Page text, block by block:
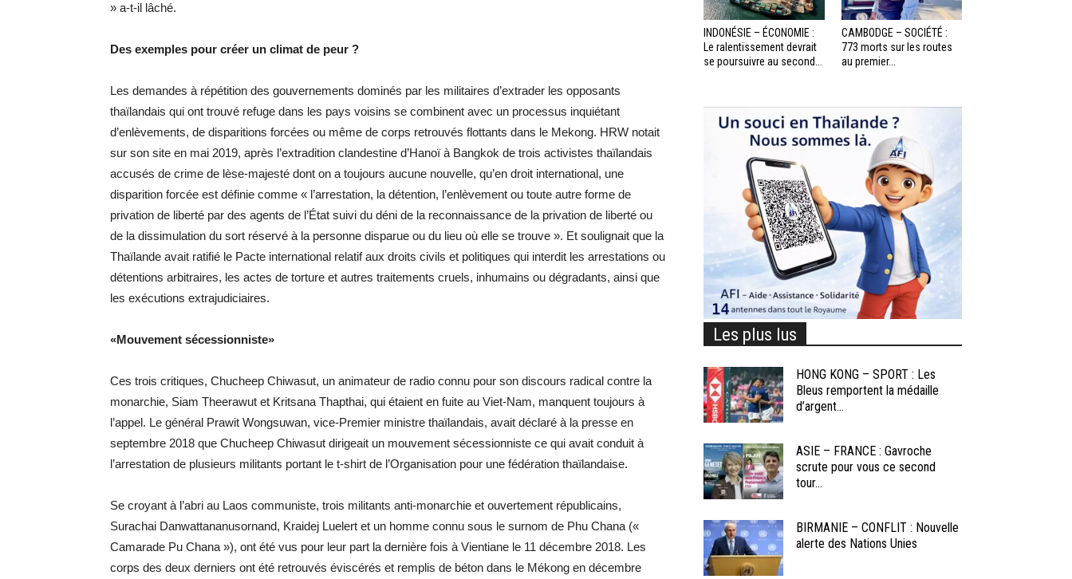
» a-t-il lâché.
Des exemples pour créer un climat de peur ?
Les demandes à répétition des gouvernements dominés par les militaires d’extrader les opposants
thaïlandais qui ont trouvé refuge dans les pays voisins se combinent avec un processus inquiétant
d’enlèvements, de disparitions forcées ou même de corps retrouvés flottants dans le Mekong. HRW notait
sur son site en mai 2019, après l’extradition clandestine d’Hanoï à Bangkok de trois activistes thaïlandais
accusés de crime de lèse-majesté dont on a toujours aucune nouvelle, qu’en droit international, une
disparition forcée est définie comme « l’arrestation, la détention, l’enlèvement ou toute autre forme de
privation de liberté par des agents de l’État suivi du déni de la reconnaissance de la privation de liberté ou
de la dissimulation du sort réservé à la personne disparue ou du lieu où elle se trouve ». Et soulignait que la
Thaïlande avait ratifié le Pacte international relatif aux droits civils et politiques qui interdit les arrestations ou
détentions arbitraires, les actes de torture et autres traitements cruels, inhumains ou dégradants, ainsi que
les exécutions extrajudiciaires.
«Mouvement sécessionniste»
Ces trois critiques, Chucheep Chiwasut, un animateur de radio connu pour son discours radical contre la
monarchie, Siam Theerawut et Kritsana Thapthai, qui étaient en fuite au Viet-Nam, manquent toujours à
l’appel. Le général Prawit Wongsuwan, vice-Premier ministre thaïlandais, avait déclaré à la presse en
septembre 2018 que Chucheep Chiwasut dirigeait un mouvement sécessionniste ce qui avait conduit à
l’arrestation de plusieurs militants portant le t-shirt de l’Organisation pour une fédération thaïlandaise.
Se croyant à l’abri au Laos communiste, trois militants anti-monarchie et ouvertement républicains,
Surachai Danwattananusornand, Kraidej Luelert et un homme connu sous le surnom de Phu Chana («
Camarade Pu Chana »), ont été vus pour leur part la dernière fois à Vientiane le 11 décembre 2018. Les
corps des deux derniers ont été retrouvés éviscérés et remplis de béton dans le Mékong en décembre
INDONÉSIE – ÉCONOMIE :
Le ralentissement devrait
se poursuivre au second...
CAMBODGE – SOCIÉTÉ :
773 morts sur les routes
au premier...
Les plus lus
HONG KONG – SPORT : Les
Bleus remportent la médaille
d’argent...
ASIE – FRANCE : Gavroche
scrute pour vous ce second
tour...
BIRMANIE – CONFLIT : Nouvelle
alerte des Nations Unies